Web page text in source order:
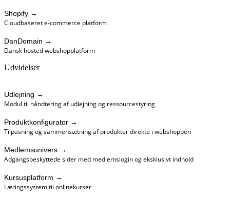
Shopify →
Cloudbaseret e-commerce platform
DanDomain →
Dansk hosted webshopplatform
Udvidelser
Udlejning →
Modul til håndtering af udlejning og ressourcestyring
Produktkonfigurator →
Tilpasning og sammensætning af produkter direkte i webshoppen
Medlemsunivers →
Adgangsbeskyttede sider med medlemslogin og eksklusivt indhold
Kursusplatform →
Læringssystem til onlinekurser